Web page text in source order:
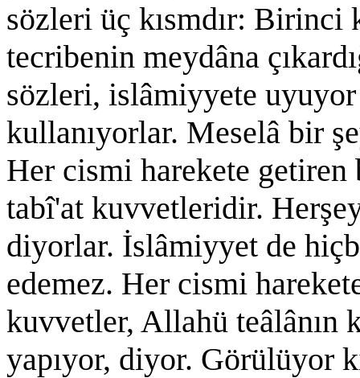
sözleri üç kısmdır: Birinci
tecribenin meydâna
sözleri, islâmiyyete
kullanıyorlar. Meselâ bir
Her cismi harekete
tabî'at kuvvetleridir.
diyorlar. İslâmiyyet de
edemez. Her cismi
kuvvetler, Allahü teâlânın
yapıyor, diyor. Görülüyor